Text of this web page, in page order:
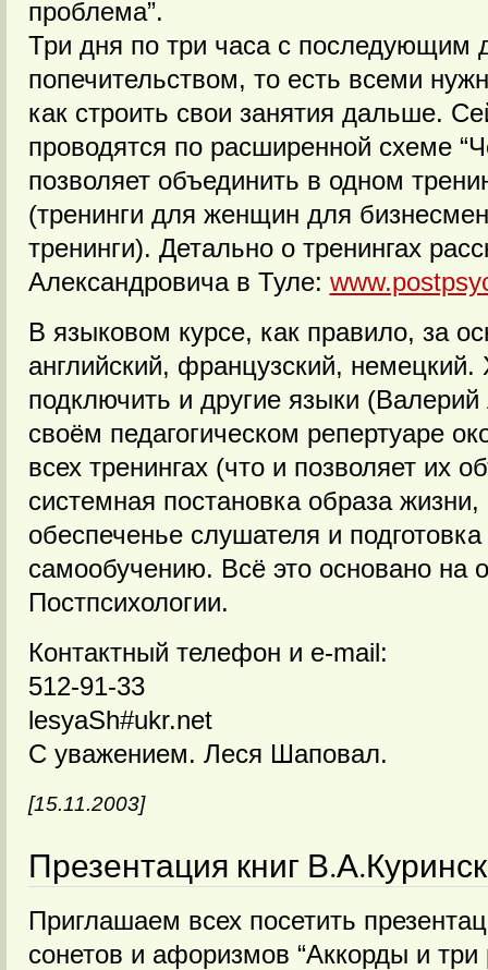
проблема”.
Три дня по три часа с последующим
попечительством, то есть всеми
как строить свои занятия дальше.
проводятся по расширенной схеме
позволяет объединить в одном
(тренинги для женщин для
тренинги). Детально о тренингах
Александровича в Туле:
В языковом курсе, как правило, за
английский, французский,
подключить и другие языки
своём педагогическом репертуаре
всех тренингах (что и позволяет их
системная постановка образа жизни,
обеспеченье слушателя и
самообучению. Всё это основано на
Постпсихологии.
Контактный телефон и e-mail:
512-91-33
lesyaSh#ukr.net
C уважением. Леся Шаповал.
[15.11.2003]
Презентация книг
Приглашаем всех посетить
сонетов и афоризмов “Аккорды и три